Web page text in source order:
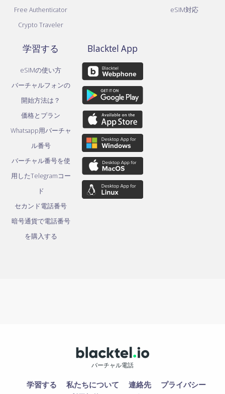
Free Authenticator
Crypto Traveler
eSIM対応
学習する
eSIMの使い方
バーチャルフォンの
開始方法は？
価格とプラン
Whatsapp用バーチャ
ル番号
バーチャル番号を使
用したTelegramコー
ド
セカンド電話番号
暗号通貨で電話番号
を購入する
Blacktel App
バーチャル電話
学習する 私たちについて 連絡先
プライバシー